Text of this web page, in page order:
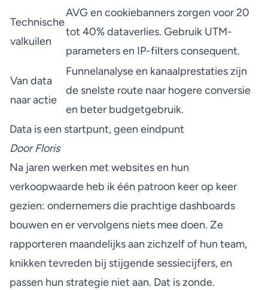
Technische
valkuilen
AVG en cookiebanners zorgen voor 20
tot 40% dataverlies. Gebruik UTM-
parameters en IP-filters consequent.
Van data
naar actie
Funnelanalyse en kanaalprestaties zijn
de snelste route naar hogere conversie
en beter budgetgebruik.
Data is een startpunt, geen eindpunt
Door Floris
Na jaren werken met websites en hun
verkoopwaarde heb ik één patroon keer op keer
gezien: ondernemers die prachtige dashboards
bouwen en er vervolgens niets mee doen. Ze
rapporteren maandelijks aan zichzelf of hun team,
knikken tevreden bij stijgende sessiecijfers, en
passen hun strategie niet aan. Dat is zonde.